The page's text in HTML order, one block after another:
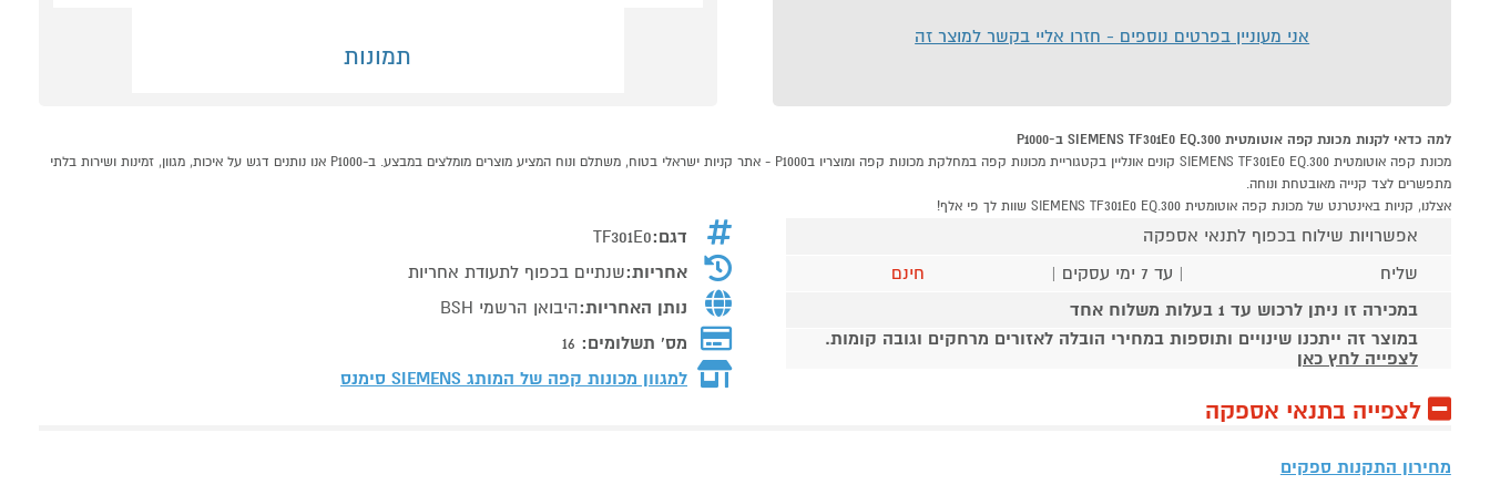
תמונות
אני מעוניין בפרטים נוספים - חזרו אליי בקשר למוצר זה
למה כדאי לקנות מכונת קפה אוטומטית SIEMENS TF301E0 EQ.300 ב-P1000
מכונת קפה אוטומטית SIEMENS TF301E0 EQ.300 קונים אונליין בקטגוריית מכונות קפה במחלקת מכונות קפה ומוצריו בP1000 - אתר קניות ישראלי בטוח, משתלם ונוח המציע מוצרים מומלצים במבצע. ב-P1000 אנו נותנים דגש על איכות, מגוון, זמינות ושירות בלתי
מתפשרים לצד קנייה מאובטחת ונוחה.
אצלנו, קניות באינטרנט של מכונת קפה אוטומטית SIEMENS TF301E0 EQ.300 שוות לך פי אלף!
אפשרויות שילוח בכפוף לתנאי אספקה
שליח
| עד 7 ימי עסקים |
חינם
במכירה זו ניתן לרכוש עד 1 בעלות משלוח אחד
במוצר זה ייתכנו שינויים ותוספות במחירי הובלה לאזורים מרחקים וגובה קומות.
לצפייה לחץ כאן
דגם:TF301E0
אחריות:שנתיים בכפוף לתעודת אחריות
נותן האחריות:היבואן הרשמי BSH
מס' תשלומים: 16
למגוון מכונות קפה של המותג SIEMENS סימנס
לצפייה בתנאי אספקה
מחירון התקנות ספקים